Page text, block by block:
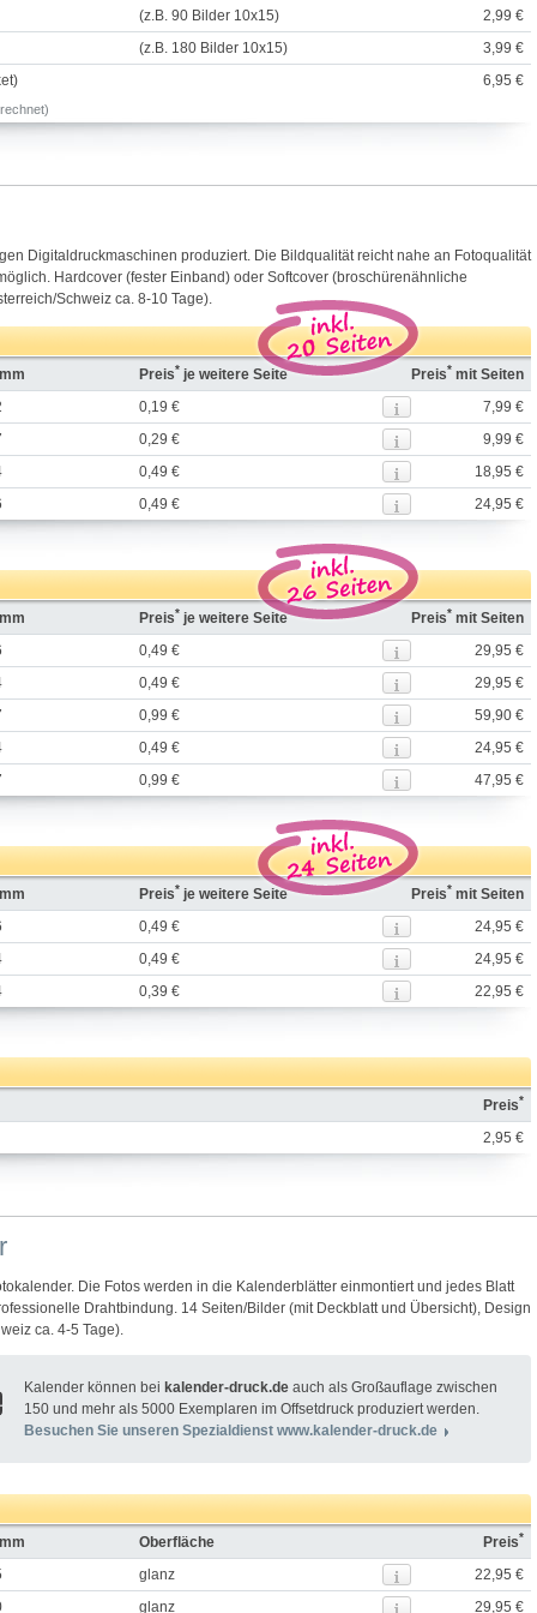
(z.B. 90 Bilder 10x15)
2,99 €
(z.B. 180 Bilder 10x15)
3,99 €
6,95 €
Digitaldruckmaschinen produziert. Die Bildqualität reicht nahe an Fotoqualität
Hardcover (fester Einband) oder Softcover (broschürenähnliche
Schweiz ca. 8-10 Tage).
Preis* je weitere Seite Preis* mit Seiten
0,19 €
7,99 €
0,29 €
9,99 €
0,49 €
18,95 €
0,49 € 24,95 €
Preis* je weitere Seite Preis* mit Seiten
0,49 €
29,95 €
0,49 €
29,95 €
0,99 €
59,90 €
0,49 €
24,95 €
0,99 € 47,95 €
Preis* je weitere Seite Preis* mit Seiten
0,49 €
24,95 €
0,49 €
24,95 €
0,39 € 22,95 €
Preis*
2,95 €
Die Fotos werden in die Kalenderblätter einmontiert und jedes Blatt
Drahtbindung. 14 Seiten/Bilder (mit Deckblatt und Übersicht), Design
ca. 4-5 Tage).
Kalender können beikalender-druck.de auch als Großauflage zwischen
150 und mehr als 5000 Exemplaren im Offsetdruck produziert werden.
Besuchen Sie unseren Spezialdienst www.kalender-druck.de
Oberfläche Preis*
glanz
22,95 €
glanz 29,95 €